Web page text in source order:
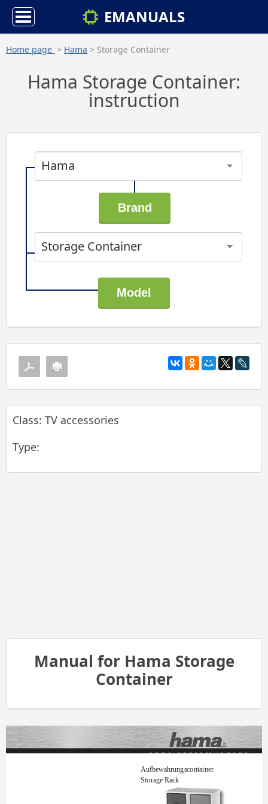
EMANUALS
Home page > Hama > Storage Container
Hama Storage Container:
instruction
Hama
Storage Container
Class: TV accessories
Type:
Manual for Hama Storage
Container
H O M E E N T E R T A I N M E N T
Aufbewahrungscontainer
Storage Rack